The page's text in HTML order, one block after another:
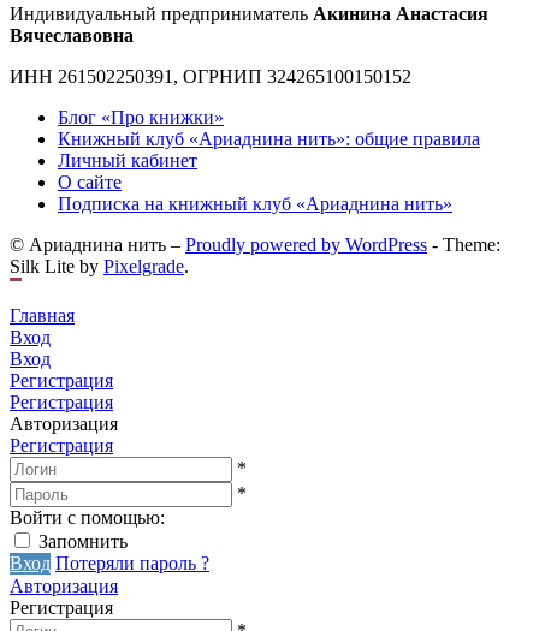
Индивидуальный предприниматель Акинина Анастасия
Вячеславовна
ИНН 261502250391, ОГРНИП 324265100150152
Блог «Про книжки»
Книжный клуб «Ариаднина нить»: общие правила
Личный кабинет
О сайте
Подписка на книжный клуб «Ариаднина нить»
© Ариаднина нить – Proudly powered by WordPress - Theme:
Silk Lite by Pixelgrade.
Главная
Вход
Вход
Регистрация
Регистрация
Авторизация
Регистрация
*
*
Войти с помощью:
Запомнить
Вход Потеряли пароль ?
Авторизация
Регистрация